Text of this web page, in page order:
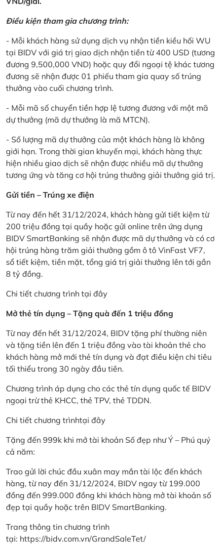
Điều kiện tham gia chương trình:
- Mỗi khách hàng sử dụng dịch vụ nhận tiền kiều hối WU
tại BIDV với giá trị giao dịch nhận tiền từ 400 USD (tương
đương 9,500,000 VND) hoặc quy đổi ngoại tệ khác tương
đương sẽ nhận được 01 phiếu tham gia quay số trúng
thưởng vào cuối chương trình.
- Mỗi mã số chuyển tiền hợp lệ tương đương với một mã
dự thưởng (mã dự thưởng là mã MTCN).
- Số lượng mã dự thưởng của một khách hàng là không
giới hạn. Trong thời gian khuyến mại, khách hàng thực
hiện nhiều giao dịch sẽ nhận được nhiều mã dự thưởng
tương ứng và tăng cơ hội trúng thưởng giải thưởng giá trị.
Gửi tiền – Trúng xe điện
Từ nay đến hết 31/12/2024, khách hàng gửi tiết kiệm từ
200 triệu đồng tại quầy hoặc gửi online trên ứng dụng
BIDV SmartBanking sẽ nhận được mã dự thưởng và có cơ
hội trúng hàng trăm giải thưởng gồm ô tô VinFast VF7,
sổ tiết kiệm, tiền mặt, tổng giá trị giải thưởng lên tới gần
8 tỷ đồng.
Chi tiết chương trình tại đây
Mở thẻ tín dụng – Tặng quà đến 1 triệu đồng
Từ nay đến hết 31/12/2024, BIDV tặng phí thường niên
và tặng tiền lên đến 1 triệu đồng vào tài khoản thẻ cho
khách hàng mở mới thẻ tín dụng và đạt điều kiện chi tiêu
tối thiểu trong 30 ngày đầu tiên.
Chương trình áp dụng cho các thẻ tín dụng quốc tế BIDV
ngoại trừ thẻ KHCC, thẻ TPV, thẻ TDDN.
Chi tiết chương trìnhtại đây
Tặng đến 999k khi mở tài khoản Số đẹp như Ý – Phú quý
cả năm:
Trao gửi lời chúc đầu xuân may mắn tài lộc đến khách
hàng, từ nay đến 31/12/2024, BIDV ngay từ 199.000
đồng đến 999.000 đồng khi khách hàng mở tài khoản số
đẹp tại quầy hoặc trên BIDV SmartBanking.
Trang thông tin chương trình
tại: https://bidv.com.vn/GrandSaleTet/